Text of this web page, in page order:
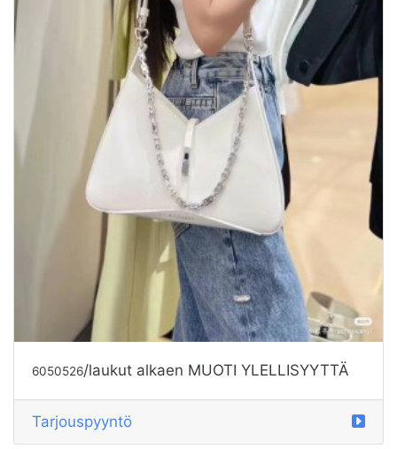
6050526/laukut alkaen MUOTI YLELLISYYTTÄ
Tarjouspyyntö